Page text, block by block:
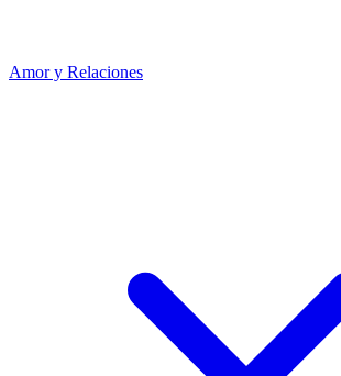
Amor y Relaciones